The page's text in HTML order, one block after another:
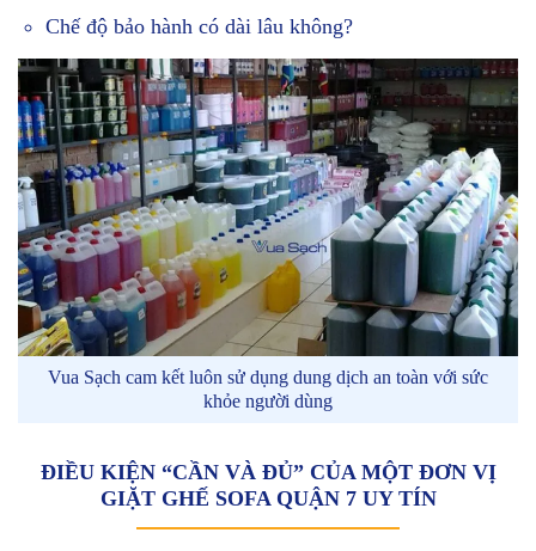
Chế độ bảo hành có dài lâu không?
Vua Sạch cam kết luôn sử dụng dung dịch an toàn với sức
khỏe người dùng
ĐIỀU KIỆN “CẦN VÀ ĐỦ” CỦA MỘT ĐƠN VỊ
GIẶT GHẾ SOFA QUẬN 7 UY TÍN